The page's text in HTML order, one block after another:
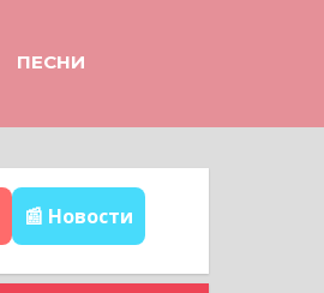
ПЕСНИ
📰 Новости